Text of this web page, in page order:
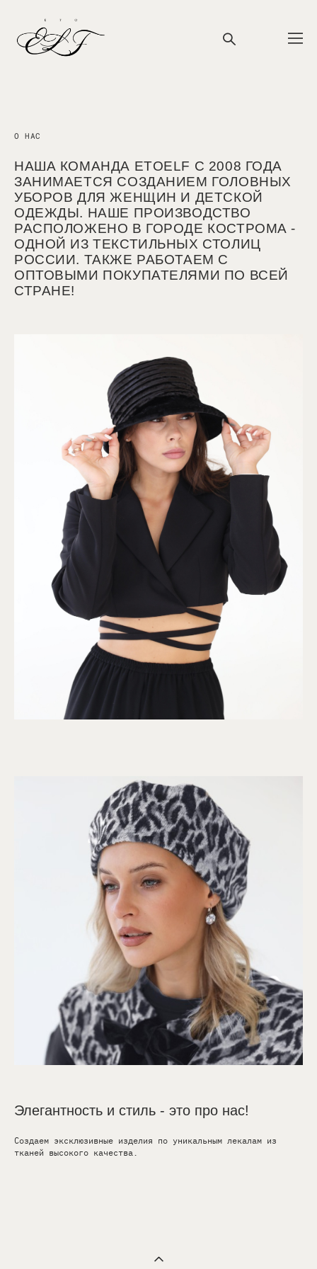
О НАС
НАША КОМАНДА ETOELF С 2008 ГОДА
ЗАНИМАЕТСЯ СОЗДАНИЕМ ГОЛОВНЫХ
УБОРОВ ДЛЯ ЖЕНЩИН И ДЕТСКОЙ
ОДЕЖДЫ. НАШЕ ПРОИЗВОДСТВО
РАСПОЛОЖЕНО В ГОРОДЕ КОСТРОМА -
ОДНОЙ ИЗ ТЕКСТИЛЬНЫХ СТОЛИЦ
РОССИИ. ТАКЖЕ РАБОТАЕМ С
ОПТОВЫМИ ПОКУПАТЕЛЯМИ ПО ВСЕЙ
СТРАНЕ!
Элегантность и стиль - это про нас!
Создаем эксклюзивные изделия по уникальным лекалам из
тканей высокого качества.